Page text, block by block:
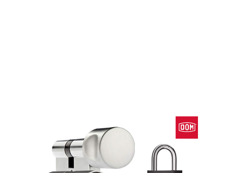
Nachbestellung DOM ix TwinStar #89030
52,65 €
vč. 19% DPH bez nákladů na dopravu